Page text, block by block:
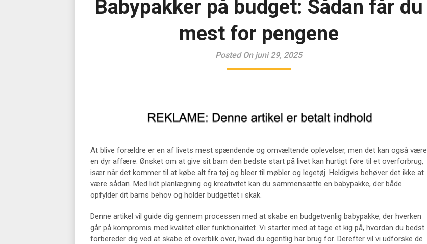
Babypakker på budget: Sådan får du
mest for pengene
Posted On juni 29, 2025
At blive forældre er en af livets mest spændende og omvæltende oplevelser, men det kan også være
en dyr affære. Ønsket om at give sit barn den bedste start på livet kan hurtigt føre til et overforbrug,
især når det kommer til at købe alt fra tøj og bleer til møbler og legetøj. Heldigvis behøver det ikke at
være sådan. Med lidt planlægning og kreativitet kan du sammensætte en babypakke, der både
opfylder dit barns behov og holder budgettet i skak.
Denne artikel vil guide dig gennem processen med at skabe en budgetvenlig babypakke, der hverken
går på kompromis med kvalitet eller funktionalitet. Vi starter med at tage et kig på, hvordan du bedst
forbereder dig ved at skabe et overblik over, hvad du egentlig har brug for. Derefter vil vi udforske de